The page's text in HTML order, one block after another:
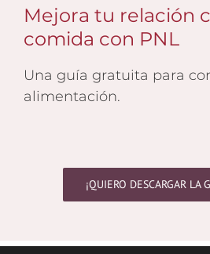
Mejora tu relación
comida con PNL
Una guía gratuita para
alimentación.
¡QUIERO DESCARGAR LA